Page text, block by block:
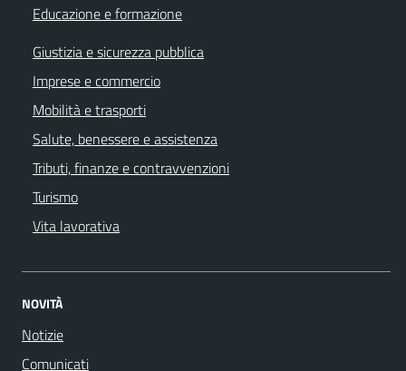
Educazione e formazione
Giustizia e sicurezza pubblica
Imprese e commercio
Mobilità e trasporti
Salute, benessere e assistenza
Tributi, finanze e contravvenzioni
Turismo
Vita lavorativa
NOVITÀ
Notizie
Comunicati